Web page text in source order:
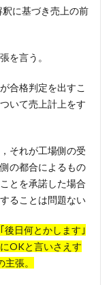
に基づき売上の前
を言う。
合格判定を出すこ
いて売上計上をす
それが工場側の受
の都合によるもの
とを承諾した場合
ることは問題ない
後日何とかします｣
OKと言いさえす
張。